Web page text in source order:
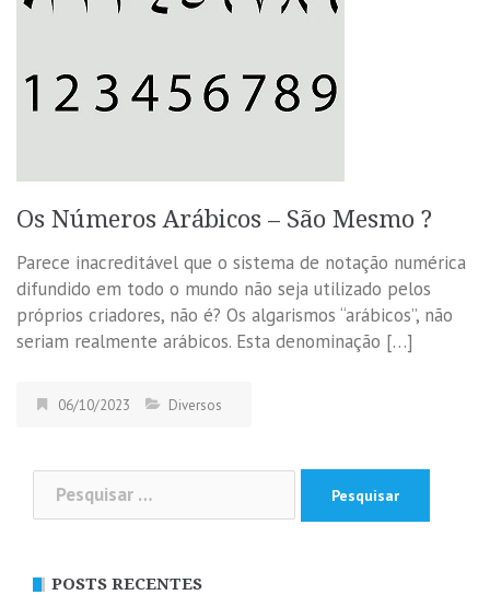
Os Números Arábicos – São Mesmo ?
Parece inacreditável que o sistema de notação numérica
difundido em todo o mundo não seja utilizado pelos
próprios criadores, não é? Os algarismos “arábicos”, não
seriam realmente arábicos. Esta denominação […]
06/10/2023 Diversos
Pesquisar
por:
POSTS RECENTES